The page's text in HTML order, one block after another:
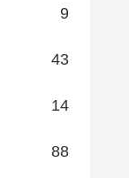
9
43
14
88